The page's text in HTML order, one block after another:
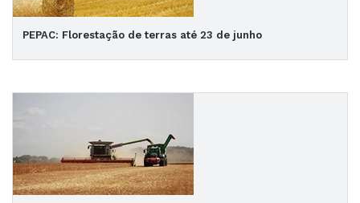
PEPAC: Florestação de terras até 23 de junho